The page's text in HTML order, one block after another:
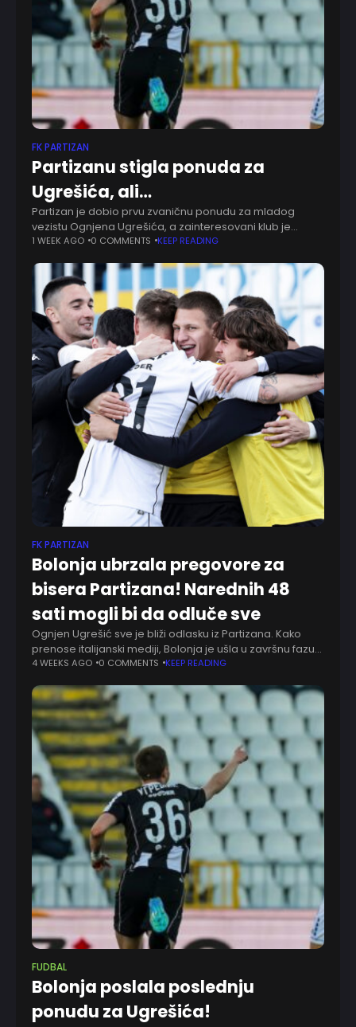
FK PARTIZAN
Partizanu stigla ponuda za
Ugrešića, ali…
Partizan je dobio prvu zvaničnu ponudu za mladog
vezistu Ognjena Ugrešića, a zainteresovani klub je
italijanski Sasuolo. Kako prenosi "Mozzart sport", član
1 WEEK AGO 0 COMMENTS KEEP READING
FK PARTIZAN
Bolonja ubrzala pregovore za
bisera Partizana! Narednih 48
sati mogli bi da odluče sve
Ognjen Ugrešić sve je bliži odlasku iz Partizana. Kako
prenose italijanski mediji, Bolonja je ušla u završnu fazu
pregovora sa crno-belima i želi da posao završi u
4 WEEKS AGO 0 COMMENTS KEEP READING
FUDBAL
Bolonja poslala poslednju
ponudu za Ugrešića!